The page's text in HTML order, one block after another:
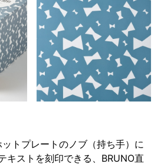
トプレートのノブ（持ち手）に
キストを刻印できる、BRUNO直